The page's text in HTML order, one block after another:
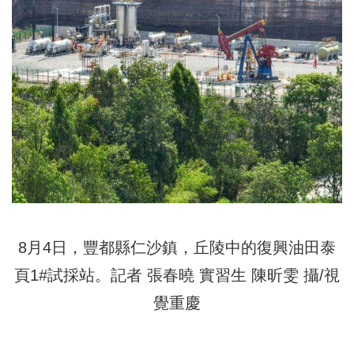
8月4日，豐都縣仁沙鎮，丘陵中的復興油田泰
頁1#試採站。記者 張春曉 實習生 陳昕雯 攝/視
覺重慶